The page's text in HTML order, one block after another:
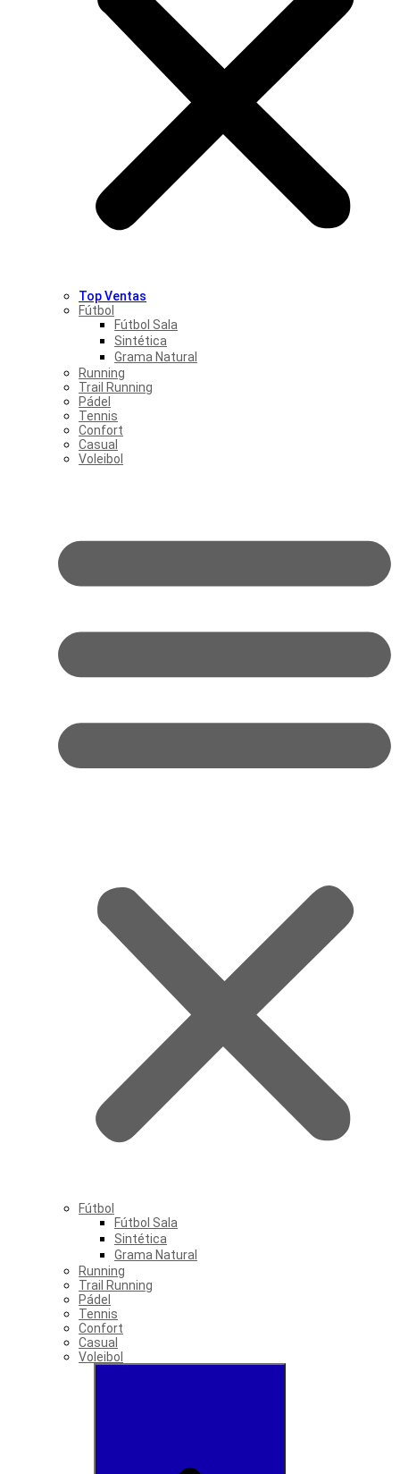
Top Ventas
Fútbol
Fútbol Sala
Sintética
Grama Natural
Running
Trail Running
Pádel
Tennis
Confort
Casual
Voleibol
Fútbol
Fútbol Sala
Sintética
Grama Natural
Running
Trail Running
Pádel
Tennis
Confort
Casual
Voleibol